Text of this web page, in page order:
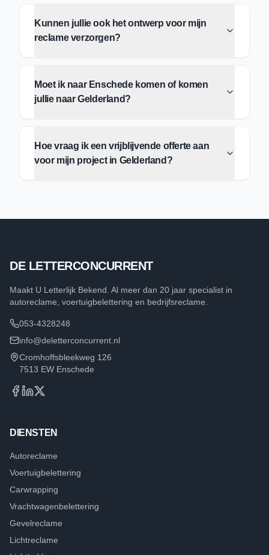
Kunnen jullie ook het ontwerp voor mijn
reclame verzorgen?
Moet ik naar Enschede komen of komen
jullie naar Gelderland?
Hoe vraag ik een vrijblijvende offerte aan
voor mijn project in Gelderland?
DE LETTERCONCURRENT
Maakt U Letterlijk Bekend. Al meer dan 20 jaar specialist in
autoreclame, voertuigbelettering en bedrijfsreclame.
053-4328248
info@deletterconcurrent.nl
Cromhoffsbleekweg 126
7513 EW Enschede
DIENSTEN
Autoreclame
Voertuigbelettering
Carwrapping
Vrachtwagenbelettering
Gevelreclame
Lichtreclame